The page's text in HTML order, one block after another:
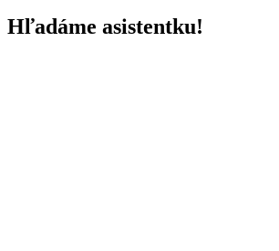
Hľadáme asistentku!